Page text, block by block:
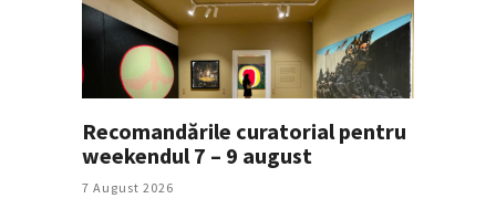
Recomandările curatorial pentru
weekendul 7 – 9 august
7 August 2026